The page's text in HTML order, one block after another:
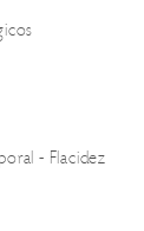
- Flacidez